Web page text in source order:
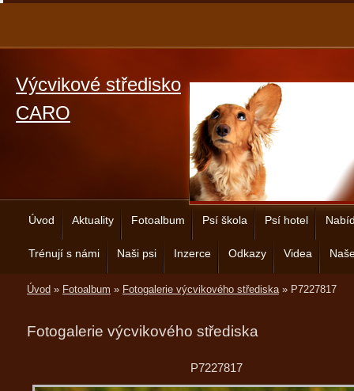
Výcvikové středisko
CARO
Úvod Aktuality Fotoalbum Psí škola Psí hotel
Trénují s námi Naši psi Inzerce Odkazy Videa
Úvod » Fotoalbum » Fotogalerie výcvikového střediska» P7227817
Fotogalerie výcvikového střediska
P7227817